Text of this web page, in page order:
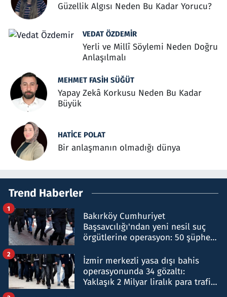
Güzellik Algısı Neden Bu Kadar Yorucu?
VEDAT ÖZDEMIR
Yerli ve Millî Söylemi Neden Doğru
Anlaşılmalı
MEHMET FASIH SÜĞÜT
Yapay Zekâ Korkusu Neden Bu Kadar
Büyük
HATICE POLAT
Bir anlaşmanın olmadığı dünya
Trend Haberler
Bakırköy Cumhuriyet
Başsavcılığı'ndan yeni nesil suç
örgütlerine operasyon: 50 şüpheli
1
İzmir merkezli yasa dışı bahis
operasyonunda 34 gözaltı:
Yaklaşık 2 Milyar liralık para trafiği
2